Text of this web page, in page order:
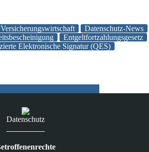
Datenschutz-News
Entgeltfortzahlungsgesetz
Elektronische Signatur (QES)
Datenschutz